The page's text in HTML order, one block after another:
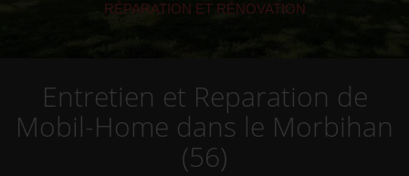
RÉPARATION ET RÉNOVATION
Entretien et Reparation de
Mobil-Home dans le Morbihan
(56)